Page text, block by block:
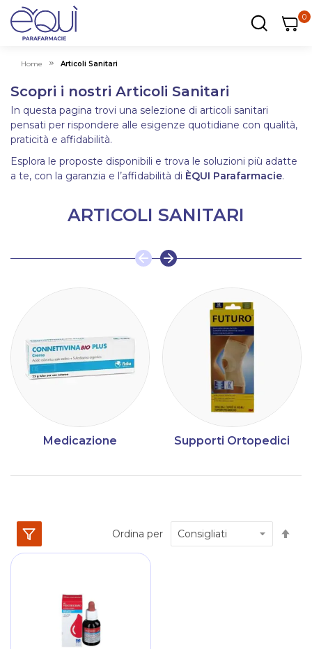
00
Home Articoli Sanitari
Scopri i nostri Articoli Sanitari
In questa pagina trovi una selezione di articoli sanitari
pensati per rispondere alle esigenze quotidiane con qualità,
praticità e affidabilità.
Esplora le proposte disponibili e trova le soluzioni più adatte
a te, con la garanzia e l’affidabilità di ÈQUI Parafarmacie.
ARTICOLI SANITARI
Medicazione Supporti Ortopedici
Ordina per